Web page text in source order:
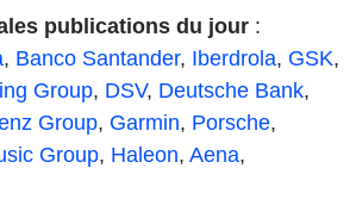
publications du jour :
, Banco Santander, Iberdrola, GSK,
Group, DSV, Deutsche Bank,
Group, Garmin, Porsche,
Group, Haleon, Aena,